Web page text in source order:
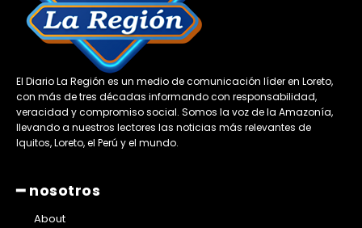
El Diario La Región es un medio de comunicación líder en Loreto,
con más de tres décadas informando con responsabilidad,
veracidad y compromiso social. Somos la voz de la Amazonía,
llevando a nuestros lectores las noticias más relevantes de
Iquitos, Loreto, el Perú y el mundo.
━ nosotros
About